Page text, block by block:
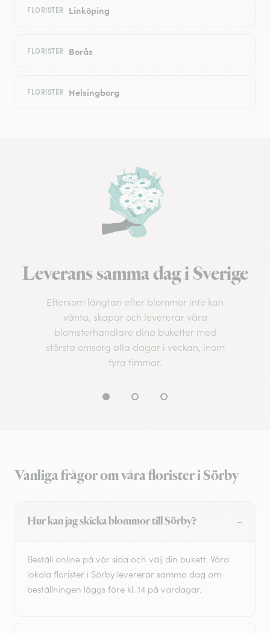
FLORISTER Linköping
FLORISTER Borås
FLORISTER Helsingborg
Leverans samma dag i Sverige
Eftersom längtan efter blommor inte kan
vänta, skapar och levererar våra
blomsterhandlare dina buketter med
största omsorg alla dagar i veckan, inom
fyra timmar.
Vanliga frågor om våra florister i Sörby
Hur kan jag skicka blommor till Sörby?
Beställ online på vår sida och välj din bukett. Våra
lokala florister i Sörby levererar samma dag om
beställningen läggs före kl. 14 på vardagar.